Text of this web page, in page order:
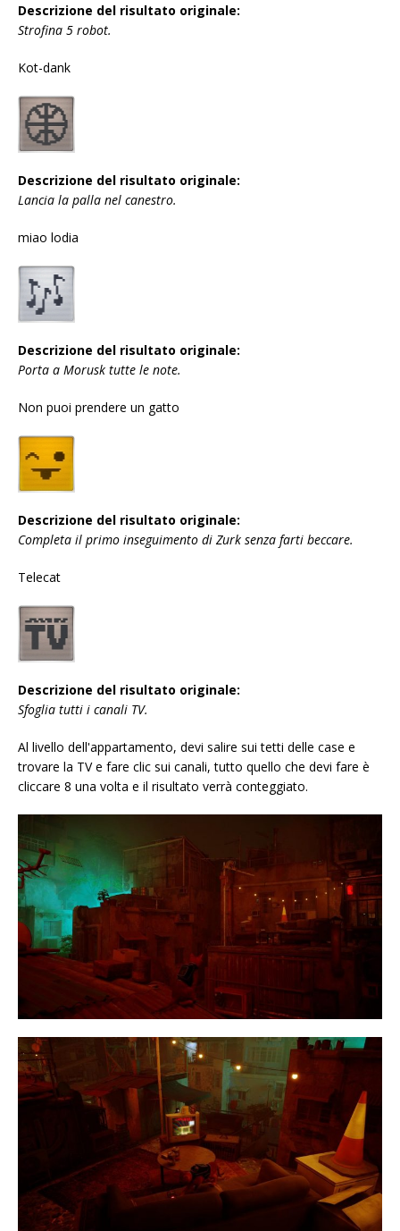
Descrizione del risultato originale:
Strofina 5 robot.
Kot-dank
Descrizione del risultato originale:
Lancia la palla nel canestro.
miao lodia
Descrizione del risultato originale:
Porta a Morusk tutte le note.
Non puoi prendere un gatto
Descrizione del risultato originale:
Completa il primo inseguimento di Zurk senza farti beccare.
Telecat
Descrizione del risultato originale:
Sfoglia tutti i canali TV.
Al livello dell'appartamento, devi salire sui tetti delle case e
trovare la TV e fare clic sui canali, tutto quello che devi fare è
cliccare 8 una volta e il risultato verrà conteggiato.